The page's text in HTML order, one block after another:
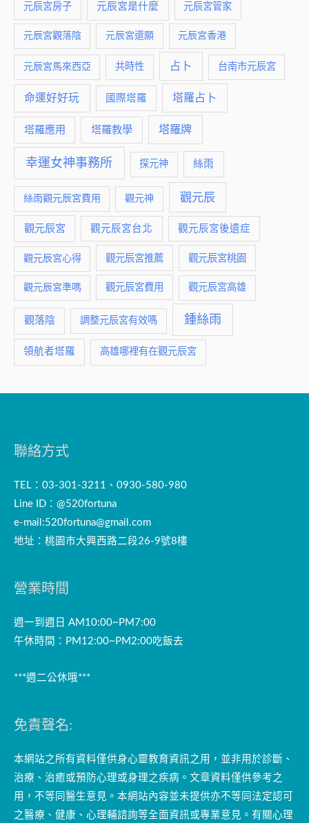
元辰宮房子 元辰宮是什麼 元辰宮管家
元辰宮觀落陰 元辰宮還願 元辰宮香港
元辰宮馬來西亞 共時性 占卜 台南市元辰宮
命運好好玩 國際塔羅 塔羅占卜
塔羅應用 塔羅教學 塔羅牌
幸運女神事務所 探元神 絲雨
絲雨觀元辰宮費用 觀元神 觀元辰
觀元辰宮 觀元辰宮台北 觀元辰宮後遺症
觀元辰宮心得 觀元辰宮推薦 觀元辰宮桃園
觀元辰宮準嗎 觀元辰宮費用 觀元辰宮高雄
觀落陰 調整元辰宮有效嗎 鍾絲雨
領航者塔羅 高雄哪裡有在觀元辰宮
聯絡方式
TEL：03-301-3211、0930-580-980
Line ID：@520fortuna
e-mail:520fortuna@gmail.com
地址：桃園市大興西路二段26-9號8樓
營業時間
週一到週日 AM10:00~PM7:00
午休時間：PM12:00~PM2:00吃飯去
***週二公休哦***
免責聲名:
本網站之所有資料僅供身心靈教育資訊之用，並非用於診斷、
治療、治癒或預防心理或身理之疾病。文章資料僅供參考之
用，不等同醫生意見。本網站內容並未提供亦不等同法定認可
之醫療、健康、心理輔諮詢等全面資訊或專業意見。有關心理